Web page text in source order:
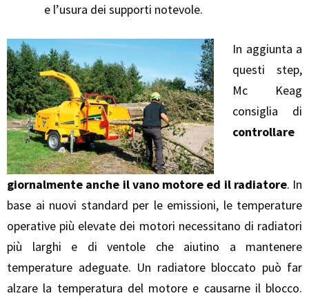
e l’usura dei supporti notevole.
In aggiunta a
questi step,
Mc Keag
consiglia di
controllare
giornalmente anche il vano motore ed il radiatore. In
base ai nuovi standard per le emissioni, le temperature
operative più elevate dei motori necessitano di radiatori
più larghi e di ventole che aiutino a mantenere
temperature adeguate. Un radiatore bloccato può far
alzare la temperatura del motore e causarne il blocco.